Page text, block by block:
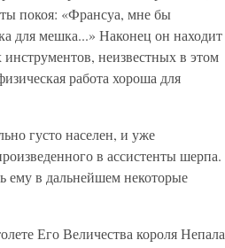
покоя: «Франсуа, мне бы
для мешка...» Наконец он находит
неизвестных в этом
работа хороша для
густо населен, и уже
в ассистенты шерпа.
ему в дальнейшем некоторые
Его Величества короля Непала